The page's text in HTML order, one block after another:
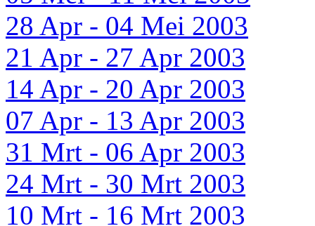
28 Apr - 04 Mei 2003
21 Apr - 27 Apr 2003
14 Apr - 20 Apr 2003
07 Apr - 13 Apr 2003
31 Mrt - 06 Apr 2003
24 Mrt - 30 Mrt 2003
10 Mrt - 16 Mrt 2003